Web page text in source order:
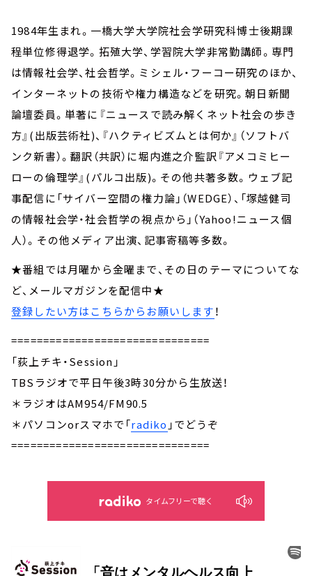
1984年生まれ。一橋大学大学院社会学研究科博士後期課
程単位修得退学。拓殖大学、学習院大学非常勤講師。専門
は情報社会学、社会哲学。ミシェル・フーコー研究のほか、
インターネットの技術や権力構造などを研究。朝日新聞
論壇委員。単著に『ニュースで読み解くネット社会の歩き
方』(出版芸術社)、『ハクティビズムとは何か』（ソフトバ
ンク新書）。翻訳（共訳）に堀内進之介監訳『アメコミヒー
ローの倫理学』(パルコ出版)。その他共著多数。ウェブ記
事配信に「サイバー空間の権力論」（WEDGE）、「塚越健司
の情報社会学・社会哲学の視点から」（Yahoo!ニュース個
人）。その他メディア出演、記事寄稿等多数。
★番組では月曜から金曜まで、その日のテーマについてな
ど、メールマガジンを配信中★
登録したい方はこちらからお願いします！
===============================
「荻上チキ・Session」
TBSラジオで平日午後3時30分から生放送！
＊ラジオはAM954/FM90.5
＊パソコンorスマホで「radiko 」でどうぞ
===============================
タイムフリーで聴く